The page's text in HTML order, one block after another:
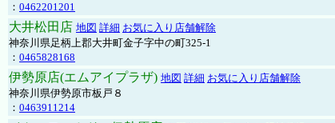
： 0462201201
大井松田店 地図 詳細 お気に入り店舗解除
神奈川県足柄上郡大井町金子字中の町325-1
： 0465828168
伊勢原店(エムアイプラザ) 地図 詳細 お気に入り店舗解除
神奈川県伊勢原市板戸８
： 0463911214